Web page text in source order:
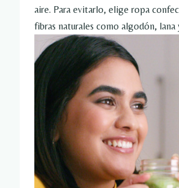
aire. Para evitarlo, elige ropa
fibras naturales como algodón, lana